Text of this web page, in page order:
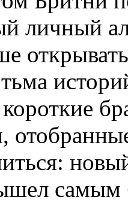
личный
самым